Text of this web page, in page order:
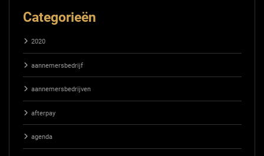
Categorieën
2020
aannemersbedrijf
aannemersbedrijven
afterpay
agenda